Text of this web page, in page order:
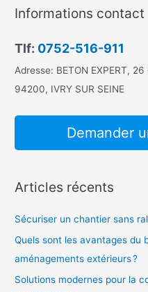
h
r
r
Informations contact
Tlf: 0752-516-911
Adresse: BETON EXPERT,
94200, IVRY SUR SEINE
Demander
Articles récents
Sécuriser un chantier sans
Quels sont les avantages du
aménagements extérieurs ?
Solutions modernes pour la